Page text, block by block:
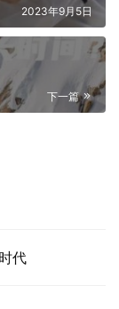
2023年9月5日
下一篇
代